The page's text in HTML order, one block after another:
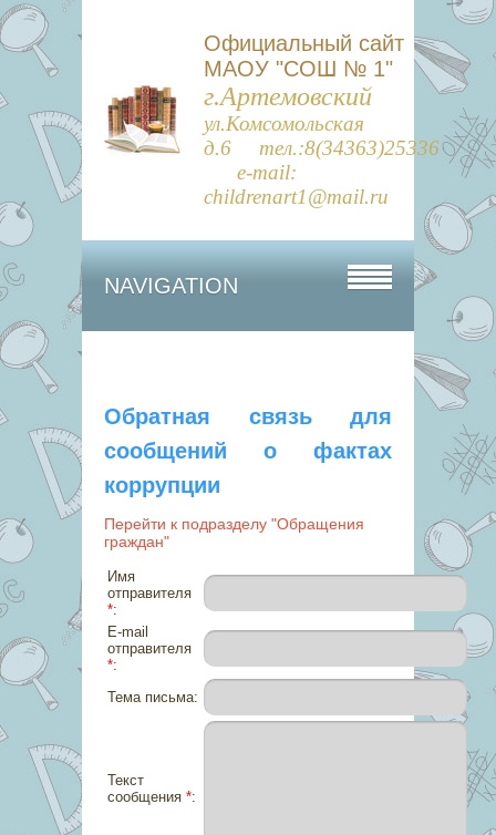
Официальный сайт
МАОУ "СОШ № 1"
г.Артемовский
ул.Комсомольская
д.6 тел.:8(34363)25336
e-mail:
childrenart1@mail.ru
NAVIGATION
Обратная связь для
сообщений о фактах
коррупции
Перейти к подразделу "Обращения
граждан"
Имя
отправителя
*:
E-mail
отправителя
*:
Тема письма:
Текст
сообщения *: